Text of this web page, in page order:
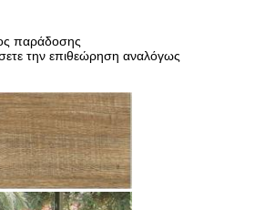
παράδοσης
την επιθεώρηση αναλόγως